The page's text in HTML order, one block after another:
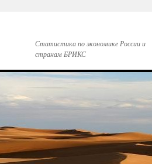
Статистика по экономике России и
странам БРИКС